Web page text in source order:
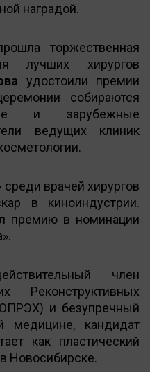
наградой.
торжественная
лучших хирургов
удостоили премии
собираются
и зарубежные
ведущих клиник
врачей хирургов
в киноиндустрии.
премию в номинации
член
Реконструктивных
и безупречный
медицине, кандидат
как пластический
Новосибирске.